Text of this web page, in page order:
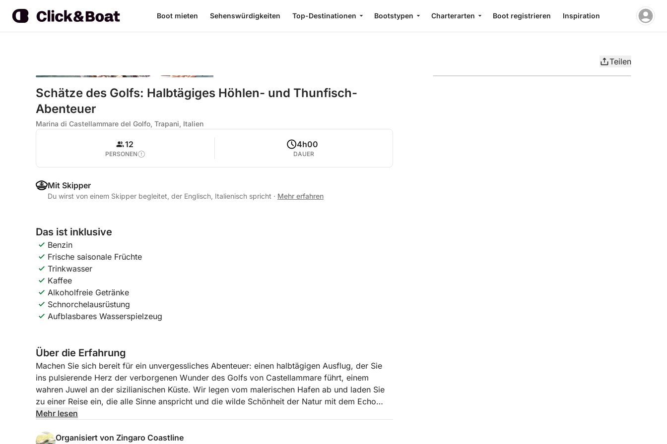
Boot mieten Sehenswürdigkeiten Top-Destinationen Bootstypen Charterarten Boot registrieren Inspiration
Teilen
Schätze des Golfs: Halbtägiges Höhlen- und Thunfisch-
Abenteuer
Marina di Castellammare del Golfo, Trapani, Italien
12
PERSONEN
4h00
DAUER
Mit Skipper
Du wirst von einem Skipper begleitet, der Englisch, Italienisch spricht · Mehr erfahren
Das ist inklusive
Benzin
Frische saisonale Früchte
Trinkwasser
Kaffee
Alkoholfreie Getränke
Schnorchelausrüstung
Aufblasbares Wasserspielzeug
Über die Erfahrung
Machen Sie sich bereit für ein unvergessliches Abenteuer: einen halbtägigen Ausflug, der Sie
ins pulsierende Herz der verborgenen Wunder des Golfs von Castellammare führt, einem
wahren Juwel an der sizilianischen Küste. Wir legen vom malerischen Hafen ab und laden Sie
zu einer Reise ein, die alle Sinne anspricht und die wilde Schönheit der Natur mit dem Echo
alter Geschichten und Momenten purer, ungestörter Entspannung verbindet. Diese Tour ist ein
der reichen maritimen Geschichte dieses Landes erzählt.
Mehr lesen
Organisiert von Zingaro Coastline